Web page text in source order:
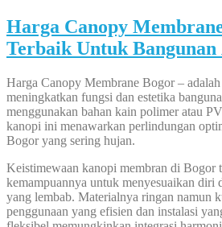
Harga Canopy
Terbaik Untuk Bangunan
Harga Canopy Membrane Bogor –
meningkatkan fungsi dan estetika
menggunakan bahan kain polimer atau
kanopi ini menawarkan perlindungan
Bogor yang sering hujan.
Keistimewaan kanopi membran di Bogor
kemampuannya untuk menyesuaikan diri
yang lembab. Materialnya ringan namun
penggunaan yang efisien dan instalasi